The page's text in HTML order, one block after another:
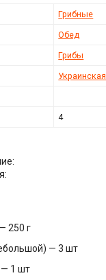
Грибные
Обед
Грибы
4
250 г
— 3 шт
— 1 шт